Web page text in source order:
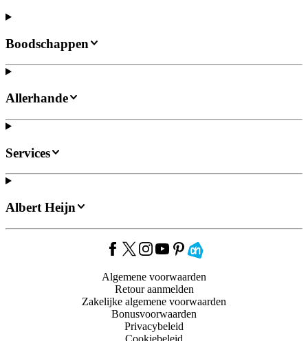
Boodschappen
Allerhande
Services
Albert Heijn
Algemene voorwaarden
Retour aanmelden
Zakelijke algemene voorwaarden
Bonusvoorwaarden
Privacybeleid
Cookiebeleid